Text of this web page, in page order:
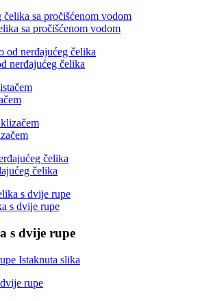
sa pročišćenom vodom
nerđajućeg čelika
čelika
s dvije rupe
s dvije rupe